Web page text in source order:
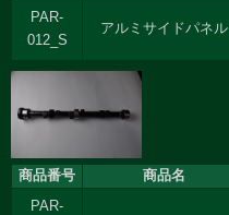
GOODS & ACCESSORIES
PAR-
012_S
アルミサイドパネル
商品番号 商品名
PAR-